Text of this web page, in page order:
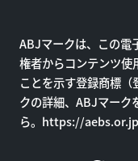
ABJマークは、この電
権者からコンテンツ使
ことを示す登録商標
クの詳細、ABJマーク
ら。 https://